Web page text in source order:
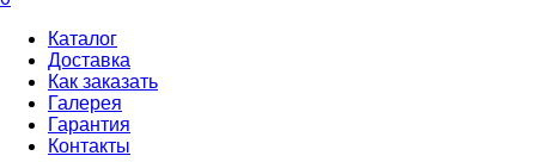
Каталог
Доставка
Как заказать
Галерея
Гарантия
Контакты